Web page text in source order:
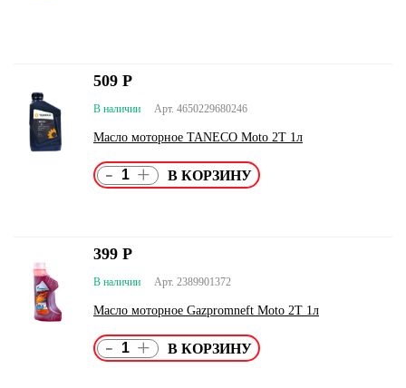
Арт. 4650229680246
В наличии
Масло моторное TANECO Moto 2T 1л
509 Р
- +
Арт. 2389901372
В наличии
Масло моторное Gazpromneft Moto 2T 1л
399 Р
- +